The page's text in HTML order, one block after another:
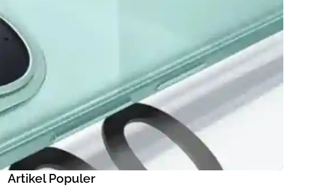
Artikel Populer